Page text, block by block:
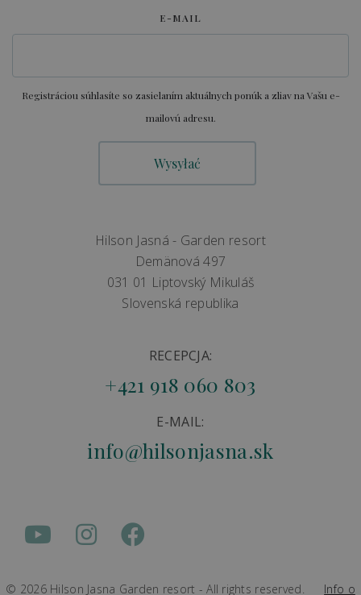
E-MAIL
Registráciou súhlasíte so zasielaním aktuálnych ponúk a zliav na Vašu e-
mailovú adresu.
Hilson Jasná - Garden resort
Demänová 497
031 01 Liptovský Mikuláš
Slovenská republika
RECEPCJA:
+421 918 060 803
E-MAIL:
info@hilsonjasna.sk
© 2026 Hilson Jasna Garden resort - All rights reserved. Info o